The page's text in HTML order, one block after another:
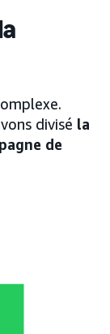
divisé la
de